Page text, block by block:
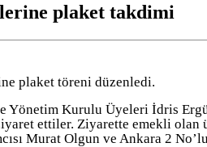
plaket takdimi
plaket töreni düzenledi.
Yönetim Kurulu Üyeleri İdris
ettiler. Ziyarette emekli olan
Murat Olgun ve Ankara 2